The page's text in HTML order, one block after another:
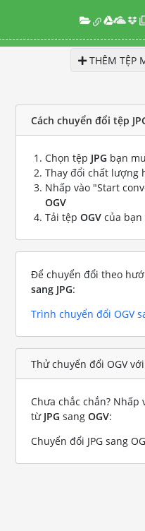
THÊM TỆP
Cách chuyển đổi tệp
Chọn tệp JPG bạn
Thay đổi chất lượng
Nhấp vào "Start
OGV
Tải tệp OGV của bạn
Để chuyển đổi theo
sang JPG:
Trình chuyển đổi OGV
Thử chuyển đổi OGV
Chưa chắc chắn?
từ JPG sang OGV:
Chuyển đổi JPG sang